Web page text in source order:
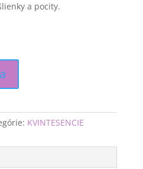
a pocity.
KVINTESENCIE